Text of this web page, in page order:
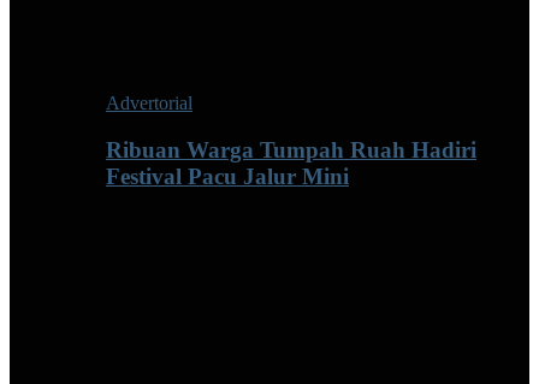
Advertorial
Ribuan Warga Tumpah Ruah Hadiri
Festival Pacu Jalur Mini